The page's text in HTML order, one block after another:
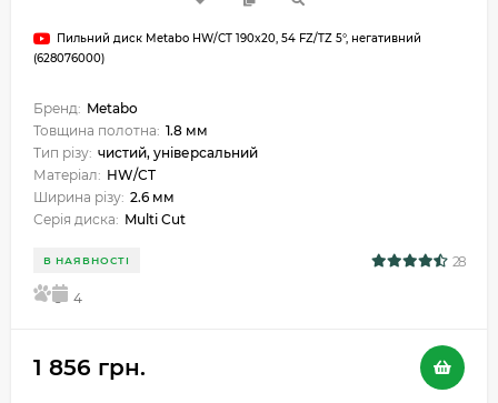
Пильний диск Metabo HW/CT 190x20, 54 FZ/TZ 5°, негативний
(628076000)
Бренд: Metabo
Товщина полотна: 1.8 мм
Тип різу: чистий, універсальний
Матеріал: HW/CT
Ширина різу: 2.6 мм
Серія диска: Multi Сut
В НАЯВНОСТІ 28
5 4
1 856 грн.